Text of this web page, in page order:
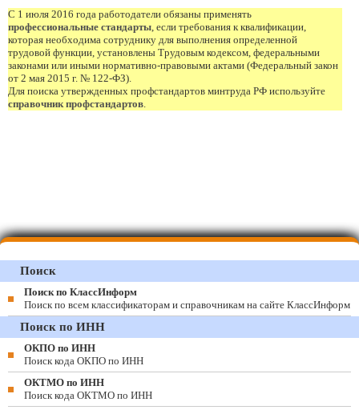
С 1 июля 2016 года работодатели обязаны применять
профессиональные стандарты, если требования к квалификации,
которая необходима сотруднику для выполнения определенной
трудовой функции, установлены Трудовым кодексом, федеральными
законами или иными нормативно-правовыми актами (Федеральный закон
от 2 мая 2015 г. № 122-ФЗ).
Для поиска утвержденных профстандартов минтруда РФ используйте
справочник профстандартов.
Поиск
Поиск по КлассИнформ
Поиск по всем классификаторам и справочникам на сайте КлассИнформ
Поиск по ИНН
ОКПО по ИНН
Поиск кода ОКПО по ИНН
ОКТМО по ИНН
Поиск кода ОКТМО по ИНН